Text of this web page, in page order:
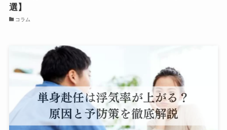
選】
コラム